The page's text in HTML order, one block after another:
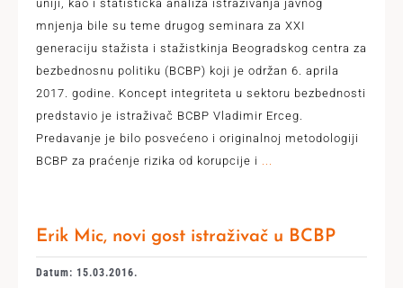
uniji, kao i statistička analiza istraživanja javnog
mnjenja bile su teme drugog seminara za XXI
generaciju stažista i stažistkinja Beogradskog centra za
bezbednosnu politiku (BCBP) koji je održan 6. aprila
2017. godine. Koncept integriteta u sektoru bezbednosti
predstavio je istraživač BCBP Vladimir Erceg.
Predavanje je bilo posvećeno i originalnoj metodologiji
BCBP za praćenje rizika od korupcije i ...
Erik Mic, novi gost istraživač u BCBP
Datum: 15.03.2016.